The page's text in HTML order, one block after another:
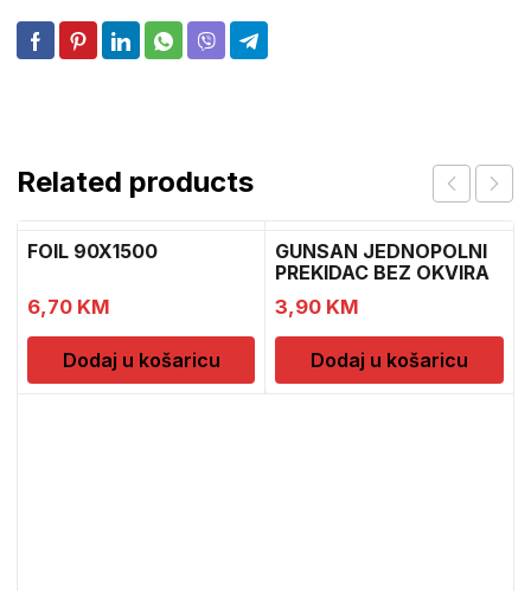
Related products
FOIL 90X1500
6,70 KM
Dodaj u košaricu
GUNSAN JEDNOPOLNI
PREKIDAC BEZ OKVIRA
11
3,90 KM
Dodaj u košaricu